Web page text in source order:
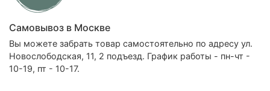
Самовывоз в Москве
Вы можете забрать товар самостоятельно по адресу ул.
Новослободская, 11, 2 подъезд. График работы - пн-чт -
10-19, пт - 10-17.